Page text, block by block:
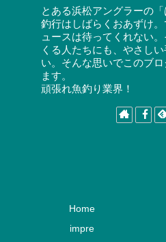
とある浜松アングラーの「
釣行はしばらくおあずけ
ュースは待ってくれない
くる人たちにも、やさし
い。そんな思いでこのブ
ます。
頑張れ魚釣り業界！
Home
impre